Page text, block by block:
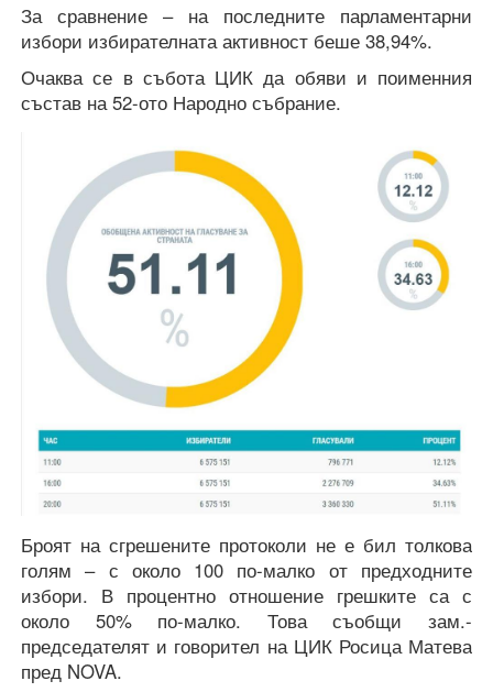
За сравнение – на последните парламентарни
избори избирателната активност беше 38,94%.
Очаква се в събота ЦИК да обяви и поименния
състав на 52-ото Народно събрание.
Броят на сгрешените протоколи не е бил толкова
голям – с около 100 по-малко от предходните
избори. В процентно отношение грешките са с
около 50% по-малко. Това съобщи зам.-
председателят и говорител на ЦИК Росица Матева
пред NOVA.